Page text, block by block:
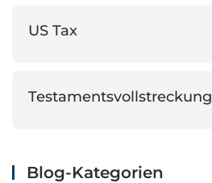
US Tax
Testamentsvollstreckung
Blog-Kategorien